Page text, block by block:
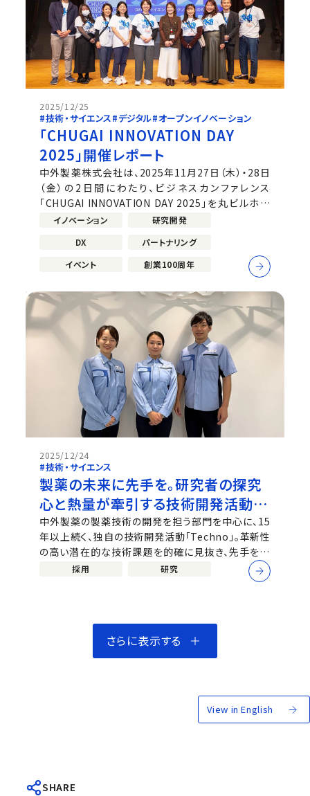
2025/12/25
#技術・サイエンス#デジタル#オープンイノベーション
「CHUGAI INNOVATION DAY
2025」開催レポート
中外製薬株式会社は、2025年11月27日（木）・28日
（金）の2日間にわたり、ビジネスカンファレンス
「CHUGAI INNOVATION DAY 2025」を丸ビルホー
ル&コンファレンススクエア（東京・丸の内）にて開催
えた今年のテーマは「ヘルスケアの未来を生み出す、
イノベーションの交差点。」。...
イノベーション
研究開発
DX
パートナリング
イベント
創業100周年
2025/12/24
#技術・サイエンス
製薬の未来に先手を。研究者の探究
心と熱量が牽引する技術開発活動
「Techno」
中外製薬の製薬技術の開発を担う部門を中心に、15
年以上続く、独自の技術開発活動「Techno」。革新性
の高い潜在的な技術課題を的確に見抜き、先手を打
っていく自律的な活動だ。若手からベテランまで、部
門やプロジェクトを超えてチャレンジできるこの活動
採用 研究
さらに表示する
View in English
SHARE